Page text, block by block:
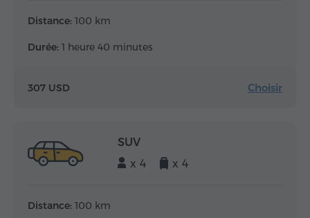
Distance: 100 km
Durée: 1 heure 40 minutes
307 USD Choisir
SUV
x 4
x 4
Distance: 100 km